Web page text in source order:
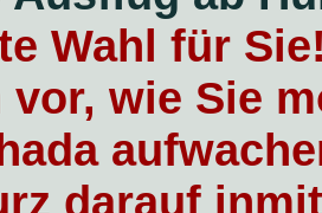
Wahl für
vor, wie Sie
darauf